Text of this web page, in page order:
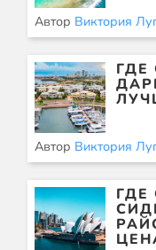
Автор Виктория
ГДЕ
Автор Виктория
ГДЕ